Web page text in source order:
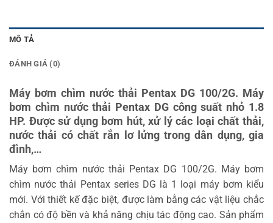
MÔ TẢ
ĐÁNH GIÁ (0)
Máy bơm chìm nước thải Pentax DG 100/2G. Máy
bơm chìm nước thải Pentax DG công suất nhỏ 1.8
HP. Được sử dụng bơm hút, xử lý các loại chất thải,
nước thải có chất rắn lơ lửng trong dân dụng, gia
đình,…
Máy bơm chìm nước thải Pentax DG 100/2G. Máy bơm
chìm nước thải Pentax series DG là 1 loại máy bơm kiểu
mới. Với thiết kế đặc biệt, được làm bằng các vật liệu chắc
chắn có độ bền và khả năng chịu tác động cao. Sản phẩm